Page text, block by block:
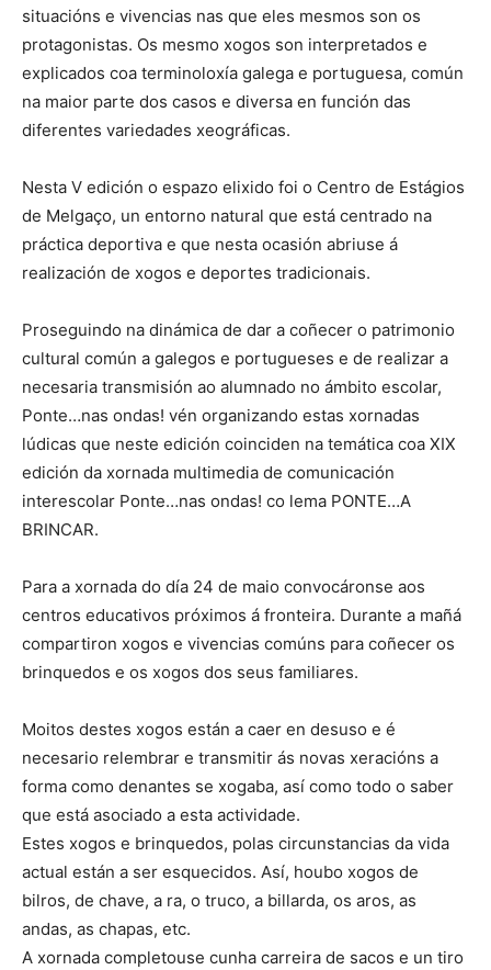
situacións e vivencias nas que eles mesmos son os
protagonistas. Os mesmo xogos son interpretados e
explicados coa terminoloxía galega e portuguesa, común
na maior parte dos casos e diversa en función das
diferentes variedades xeográficas.
Nesta V edición o espazo elixido foi o Centro de Estágios
de Melgaço, un entorno natural que está centrado na
práctica deportiva e que nesta ocasión abriuse á
realización de xogos e deportes tradicionais.
Proseguindo na dinámica de dar a coñecer o patrimonio
cultural común a galegos e portugueses e de realizar a
necesaria transmisión ao alumnado no ámbito escolar,
Ponte…nas ondas! vén organizando estas xornadas
lúdicas que neste edición coinciden na temática coa XIX
edición da xornada multimedia de comunicación
interescolar Ponte…nas ondas! co lema PONTE…A
BRINCAR.
Para a xornada do día 24 de maio convocáronse aos
centros educativos próximos á fronteira. Durante a mañá
compartiron xogos e vivencias comúns para coñecer os
brinquedos e os xogos dos seus familiares.
Moitos destes xogos están a caer en desuso e é
necesario relembrar e transmitir ás novas xeracións a
forma como denantes se xogaba, así como todo o saber
que está asociado a esta actividade.
Estes xogos e brinquedos, polas circunstancias da vida
actual están a ser esquecidos. Así, houbo xogos de
bilros, de chave, a ra, o truco, a billarda, os aros, as
andas, as chapas, etc.
A xornada completouse cunha carreira de sacos e un tiro